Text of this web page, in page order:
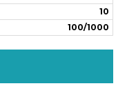
10
100/1000